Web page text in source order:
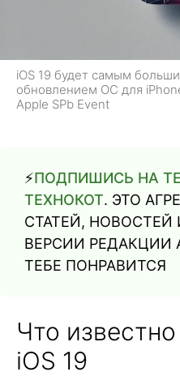
iOS 19 будет самым
обновлением ОС для
Apple SPb Event
⚡️ПОДПИШИСЬ НА
ТЕХНОКОТ. ЭТО
СТАТЕЙ,
ВЕРСИИ РЕДАКЦИИ
ТЕБЕ ПОНРАВИТСЯ
Что
iOS 19